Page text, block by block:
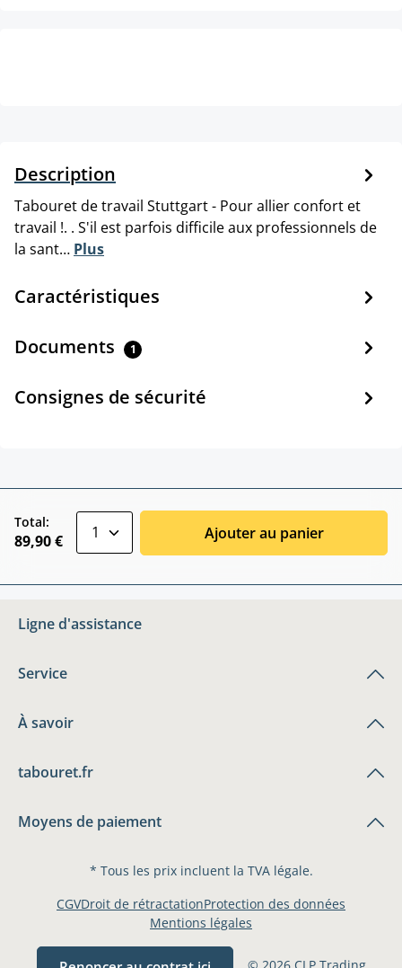
Description
Tabouret de travail Stuttgart - Pour allier confort et
travail !. . S'il est parfois difficile aux professionnels de
la sant… Plus
Caractéristiques
Documents 1
Consignes de sécurité
Total:
89,90 € Ajouter au panier
Ligne d'assistance
Service
À savoir
tabouret.fr
Moyens de paiement
* Tous les prix incluent la TVA légale.
© 2026 CLP Trading
CGVDroit de rétractationProtection des données
Mentions légales